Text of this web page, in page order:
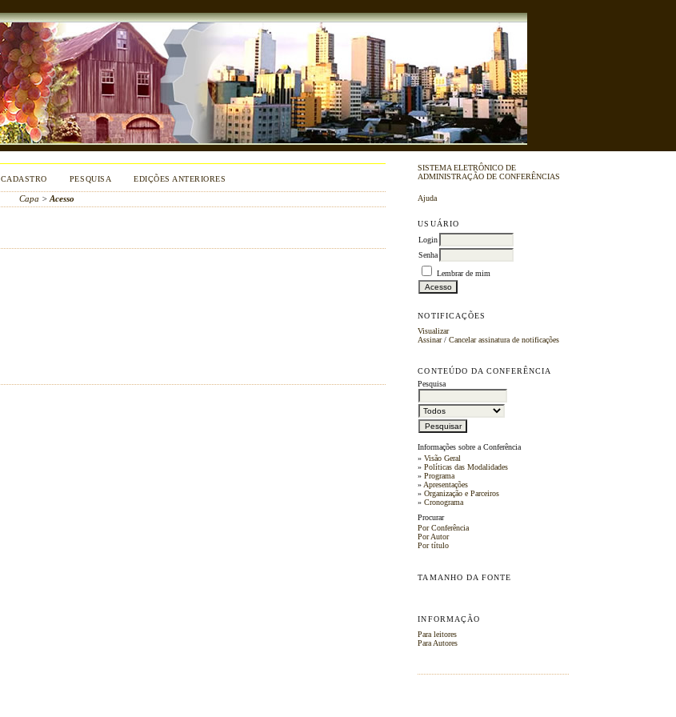
SISTEMA ELETRÔNICO DE
ADMINISTRAÇÃO DE CONFERÊNCIAS
Ajuda
USUÁRIO
Login
Senha
Lembrar de mim
NOTIFICAÇÕES
Visualizar
Assinar/Cancelar assinatura de notificações
CONTEÚDO DA CONFERÊNCIA
Pesquisa
Informações sobre a Conferência
»Visão Geral
»Políticas das Modalidades
»Programa
» Apresentações
»Organização e Parceiros
»Cronograma
Procurar
Por Conferência
Por Autor
Por título
TAMANHO DA FONTE
INFORMAÇÃO
Para leitores
Para Autores
CADASTRO PESQUISA EDIÇÕES ANTERIORES
Capa >Acesso